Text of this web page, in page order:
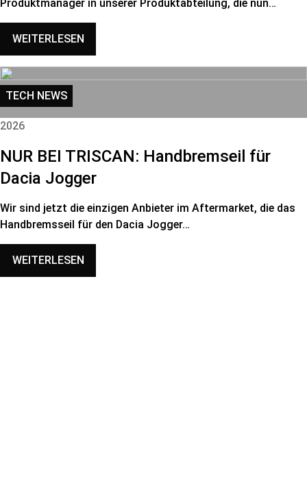
Produktmanager in unserer Produktabteilung, die nun…
WEITERLESEN
TECH NEWS
2026
NUR BEI TRISCAN: Handbremseil für
Dacia Jogger
Wir sind jetzt die einzigen Anbieter im Aftermarket, die das
Handbremsseil für den Dacia Jogger…
WEITERLESEN